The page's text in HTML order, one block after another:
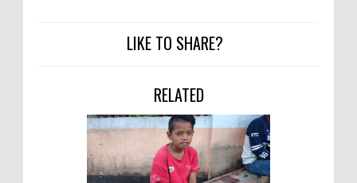
LIKE TO SHARE?
RELATED